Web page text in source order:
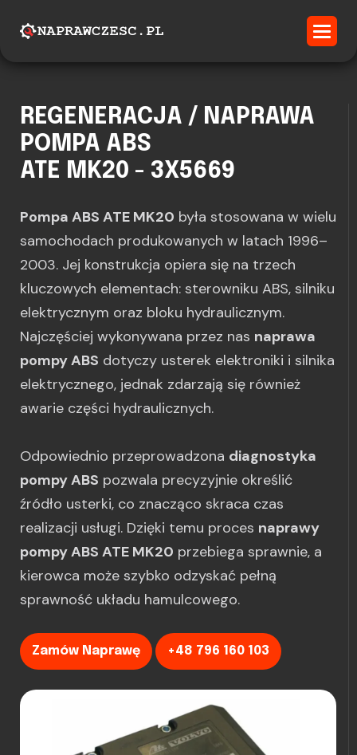
REGENERACJA / NAPRAWA
POMPA ABS
ATE MK20 - 3X5669
Pompa ABS ATE MK20 była stosowana w wielu
samochodach produkowanych w latach 1996–
2003. Jej konstrukcja opiera się na trzech
kluczowych elementach: sterowniku ABS, silniku
elektrycznym oraz bloku hydraulicznym.
Najczęściej wykonywana przez nas naprawa
pompy ABS dotyczy usterek elektroniki i silnika
elektrycznego, jednak zdarzają się również
awarie części hydraulicznych.
Odpowiednio przeprowadzona diagnostyka
pompy ABS pozwala precyzyjnie określić
źródło usterki, co znacząco skraca czas
realizacji usługi. Dzięki temu proces naprawy
pompy ABS ATE MK20 przebiega sprawnie, a
kierowca może szybko odzyskać pełną
sprawność układu hamulcowego.
Zamów Naprawę +48 796 160 103